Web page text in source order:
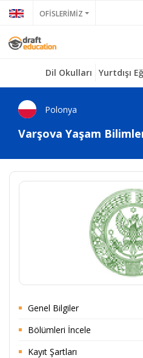
OFİSLERİMİZ
Dil Okulları Yurtdışı
Polonya
Varşova Yaşam
Genel Bilgiler
Bölümleri İncele
Kayıt Şartları